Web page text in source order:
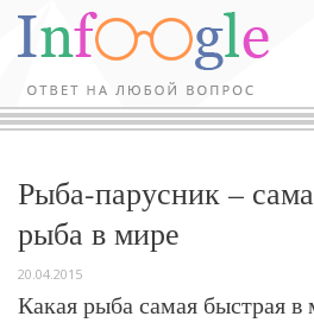
Рыба-парусник –
рыба в мире
20.04.2015
Какая рыба самая быстрая в